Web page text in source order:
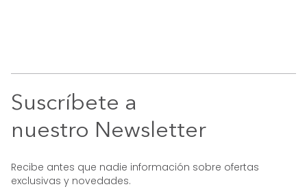
Suscríbete a
nuestro Newsletter
Recibe antes que nadie información sobre ofertas
exclusivas y novedades.